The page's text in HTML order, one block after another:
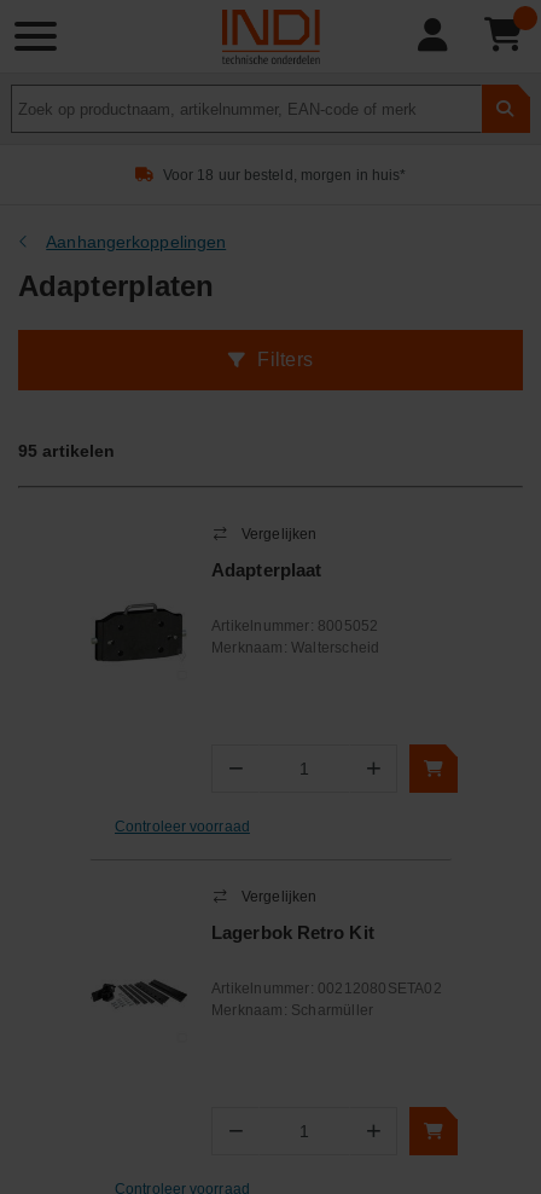
Voor 18 uur besteld, morgen in huis*
Aanhangerkoppelingen
Adapterplaten
Filters
95 artikelen
Vergelijken
Adapterplaat
Artikelnummer: 8005052
Merknaam: Walterscheid
− Aantal +
Controleer voorraad
Vergelijken
Lagerbok Retro Kit
Artikelnummer: 00212080SETA02
Merknaam: Scharmüller
− Aantal +
Controleer voorraad